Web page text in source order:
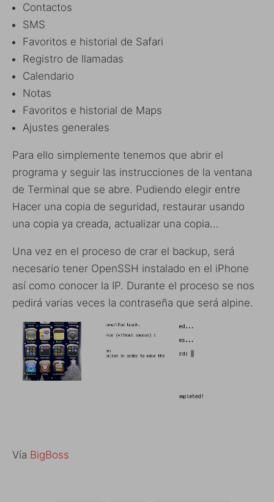
Contactos
SMS
Favoritos e historial de Safari
Registro de llamadas
Calendario
Notas
Favoritos e historial de Maps
Ajustes generales
Para ello simplemente tenemos que abrir el
programa y seguir las instrucciones de la ventana
de Terminal que se abre. Pudiendo elegir entre
Hacer una copia de seguridad, restaurar usando
una copia ya creada, actualizar una copia…
Una vez en el proceso de crar el backup, será
necesario tener OpenSSH instalado en el iPhone
así como conocer la IP. Durante el proceso se nos
pedirá varias veces la contraseña que será alpine.
Vía BigBoss